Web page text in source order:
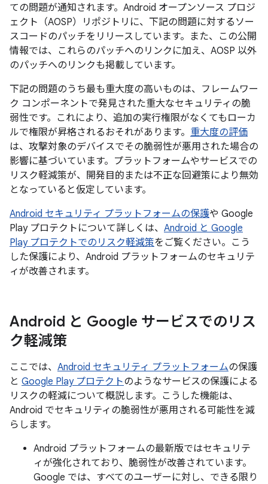
ての問題が通知されます。Android オープンソース プロジ
ェクト（AOSP）リポジトリに、下記の問題に対するソー
スコードのパッチをリリースしています。また、この公開
情報では、これらのパッチへのリンクに加え、AOSP 以外
のパッチへのリンクも掲載しています。
下記の問題のうち最も重大度の高いものは、フレームワー
ク コンポーネントで発見された重大なセキュリティの脆
弱性です。これにより、追加の実行権限がなくてもローカ
ルで権限が昇格されるおそれがあります。 重大度の評価
は、攻撃対象のデバイスでその脆弱性が悪用された場合の
影響に基づいています。プラットフォームやサービスでの
リスク軽減策が、開発目的または不正な回避策により無効
となっていると仮定しています。
Android セキュリティ プラットフォームの保護や Google
Play プロテクトについて詳しくは、 Android と Google
Play プロテクトでのリスク軽減策をご覧ください。こう
した保護により、Android プラットフォームのセキュリテ
ィが改善されます。
Android と Google サービスでのリス
ク軽減策
ここでは、 Android セキュリティ プラットフォームの保護
と Google Play プロテクトのようなサービスの保護による
リスクの軽減について概説します。こうした機能は、
Android でセキュリティの脆弱性が悪用される可能性を減
らします。
Android プラットフォームの最新版ではセキュリテ
ィが強化されており、脆弱性が改善されています。
Google では、すべてのユーザーに対し、できる限り